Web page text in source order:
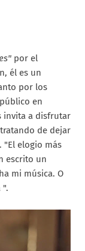
por el
él es un
por los
en
invita a disfrutar
de dejar
"El elogio más
escrito un
mi música. O
".